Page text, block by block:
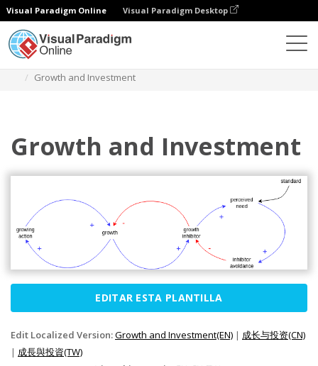
Visual Paradigm Online Visual Paradigm Desktop
Growth and Investment
Growth and Investment
EDITAR ESTA PLANTILLA
Edit Localized Version:Growth and Investment(EN) | 成长与投资(CN)
| 成長與投資(TW)